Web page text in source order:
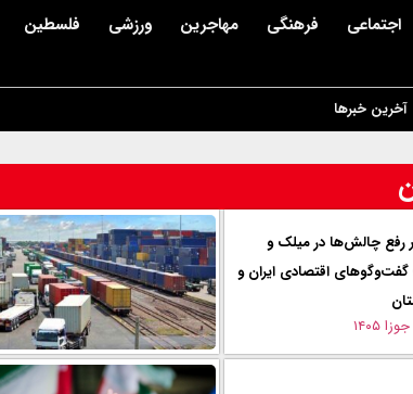
اجتماعی فرهنگی مهاجرین ورزشی فلسطین
آخرین خبرها
رفع چالش‌ها در میلک و
گفت‌وگوهای اقتصادی ایران و